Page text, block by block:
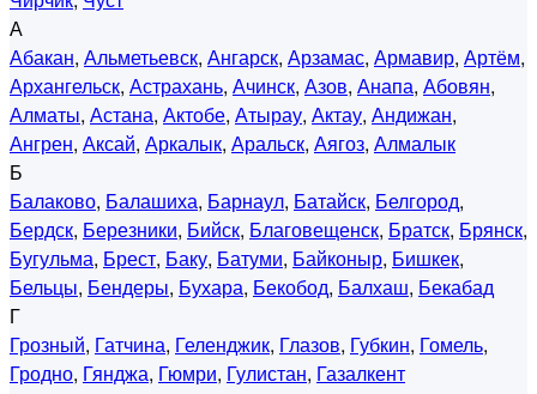
А
Абакан, Альметьевск, Ангарск, Арзамас, Армавир, Артём,
Архангельск, Астрахань, Ачинск, Азов, Анапа, Абовян,
Алматы, Астана, Актобе, Атырау, Актау, Андижан,
Ангрен, Аксай, Аркалык, Аральск, Аягоз, Алмалык
Б
Балаково, Балашиха, Барнаул, Батайск, Белгород,
Бердск, Березники, Бийск, Благовещенск, Братск, Брянск,
Бугульма, Брест, Баку, Батуми, Байконыр, Бишкек,
Бельцы, Бендеры, Бухара, Бекобод, Балхаш, Бекабад
Г
Грозный, Гатчина, Геленджик, Глазов, Губкин, Гомель,
Гродно, Гянджа, Гюмри, Гулистан, Газалкент